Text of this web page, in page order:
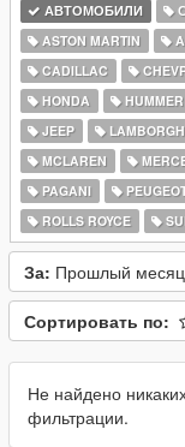
АВТОМОБИЛИ
ASTON MARTIN
CADILLAC
HONDA
HUMMER
JEEP
MCLAREN
PAGANI
ROLLS ROYCE
За: Прошлый месяц
Сортировать по:
Не найдено
фильтрации.